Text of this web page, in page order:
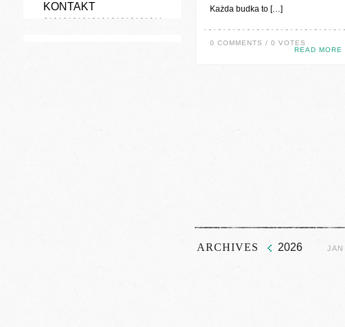
KONTAKT
Każda budka to […]
0 COMMENTS / 0 VOTES
READ MORE
ARCHIVES 2026 JAN